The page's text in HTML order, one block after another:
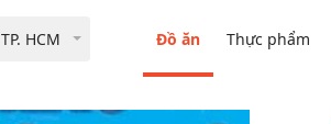
TP. HCM Đồ ăn Thực phẩm